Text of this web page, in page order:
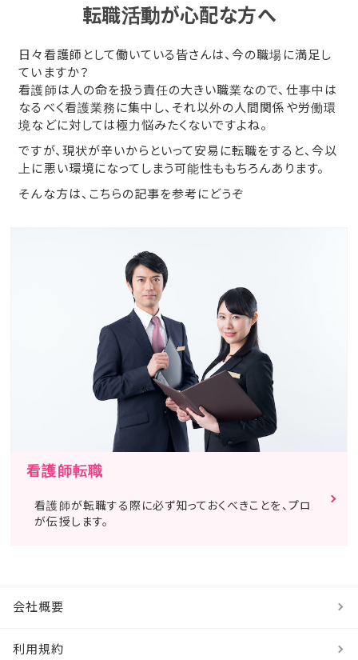
転職活動が心配な方へ
日々看護師として働いている皆さんは、今の職場に満足し
ていますか？
看護師は人の命を扱う責任の大きい職業なので、仕事中は
なるべく看護業務に集中し、それ以外の人間関係や労働環
境などに対しては極力悩みたくないですよね。
ですが、現状が辛いからといって安易に転職をすると、今以
上に悪い環境になってしまう可能性ももちろんあります。
そんな方は、こちらの記事を参考にどうぞ
看護師転職
看護師が転職する際に必ず知っておくべきことを、プロ
が伝授します。
会社概要
利用規約